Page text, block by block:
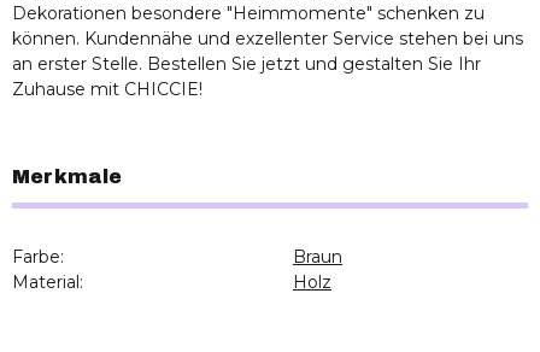
Dekorationen besondere "Heimmomente" schenken zu
können. Kundennähe und exzellenter Service stehen bei uns
an erster Stelle. Bestellen Sie jetzt und gestalten Sie Ihr
Zuhause mit CHICCIE!
Merkmale
Farbe:
Braun
Material:
Holz